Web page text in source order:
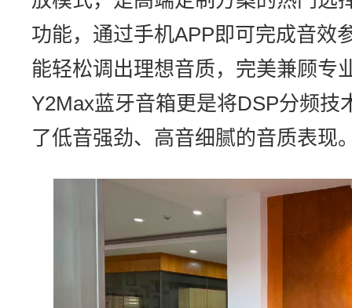
功能，通过手机APP即可完成音效
能轻松调出理想音质，完美兼顾专
Y2Max蓝牙音箱更是将DSP分频技
了低音强劲、高音细腻的音质表现